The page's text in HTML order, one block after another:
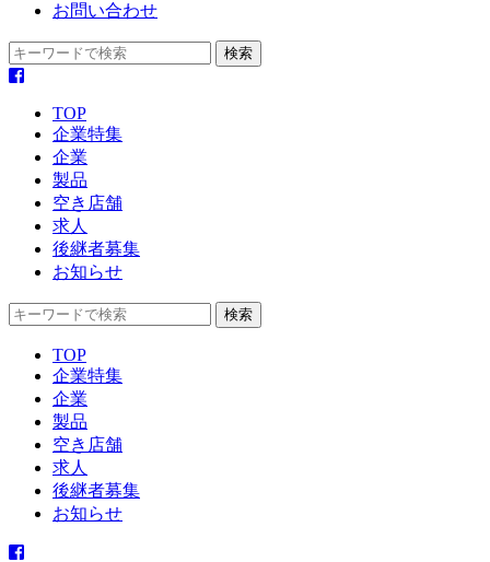
お問い合わせ
TOP
企業特集
企業
製品
空き店舗
求人
後継者募集
お知らせ
TOP
企業特集
企業
製品
空き店舗
求人
後継者募集
お知らせ